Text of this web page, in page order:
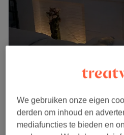
CarWash Theater,
Laat zien op de kaart
Thuissalon
We gebruiken onze eigen
derden om inhoud en
mediafuncties te bieden en